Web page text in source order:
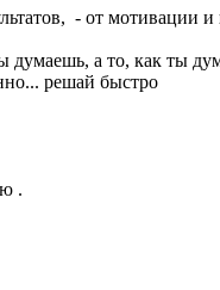
- от мотивации и
думаешь, а то, как ты
решай быстро
.